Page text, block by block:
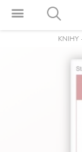
KNIHY